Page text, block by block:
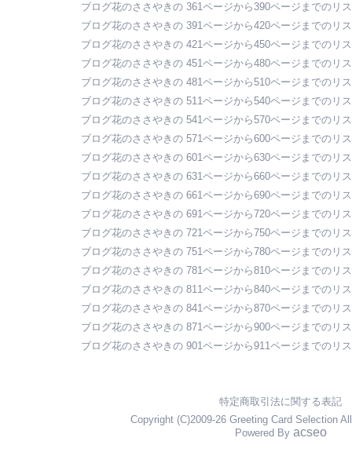
ブログ花のささやきの 361ページから390ページまでのリ
ブログ花のささやきの 391ページから420ページまでのリ
ブログ花のささやきの 421ページから450ページまでのリ
ブログ花のささやきの 451ページから480ページまでのリ
ブログ花のささやきの 481ページから510ページまでのリ
ブログ花のささやきの 511ページから540ページまでのリ
ブログ花のささやきの 541ページから570ページまでのリ
ブログ花のささやきの 571ページから600ページまでのリ
ブログ花のささやきの 601ページから630ページまでのリ
ブログ花のささやきの 631ページから660ページまでのリ
ブログ花のささやきの 661ページから690ページまでのリ
ブログ花のささやきの 691ページから720ページまでのリ
ブログ花のささやきの 721ページから750ページまでのリ
ブログ花のささやきの 751ページから780ページまでのリ
ブログ花のささやきの 781ページから810ページまでのリ
ブログ花のささやきの 811ページから840ページまでのリ
ブログ花のささやきの 841ページから870ページまでのリ
ブログ花のささやきの 871ページから900ページまでのリ
ブログ花のささやきの 901ページから911ページまでのリ
特定商取引法に関する表記
Copyright (C)2009-26 Greeting Card Selection
Powered By acseo